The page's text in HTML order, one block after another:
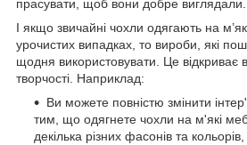
прасувати, щоб вони добре виглядали.
І якщо звичайні чохли одягають на
урочистих випадках, то вироби, які
щодня використовувати. Це відкриває
творчості. Наприклад:
Ви можете повністю змінити
тим, що одягнете чохли на м'які
декілька різних фасонів та